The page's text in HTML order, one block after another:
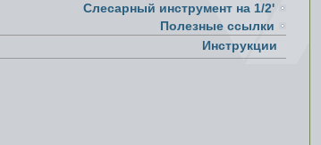
Слесарный инструмент на 1/2'
Полезные ссылки
Инструкции